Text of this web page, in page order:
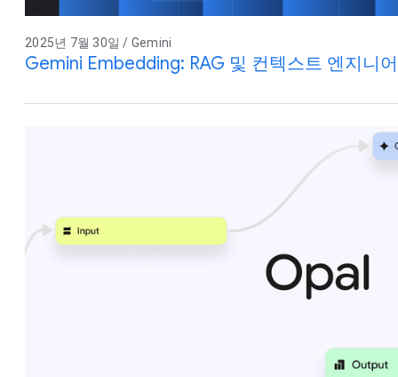
2025년 7월 30일 / Gemini
Gemini Embedding: RAG 및 컨텍스트 엔지니